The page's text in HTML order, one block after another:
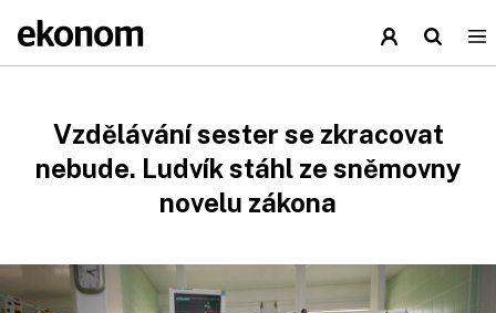
Vzdělávání sester se zkracovat
nebude. Ludvík stáhl ze sněmovny
novelu zákona